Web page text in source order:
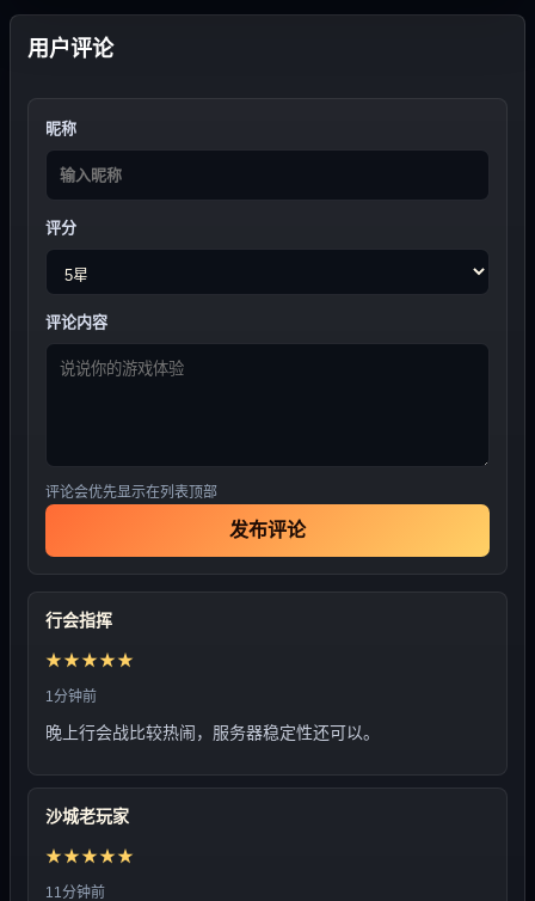
用户评论
昵称
评分
评论内容
评论会优先显示在列表顶部
发布评论
行会指挥
★★★★★
1分钟前
晚上行会战比较热闹，服务器稳定性还可以。
沙城老玩家
★★★★★
11分钟前